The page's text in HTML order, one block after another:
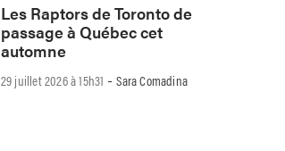
Les Raptors de Toronto de
passage à Québec cet
automne
29 juillet 2026 à 15h31 -Sara Comadina